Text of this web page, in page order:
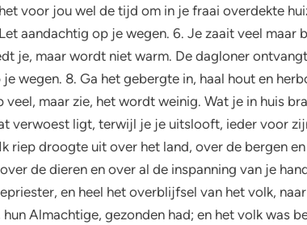
voor jou wel de tijd om in je fraai overdekte
aandachtig op je wegen. 6. Je zaait veel
je, maar wordt niet warm. De dagloner
wegen. 8. Ga het gebergte in, haal hout en
veel, maar zie, het wordt weinig. Wat je in huis
verwoest ligt, terwijl je je uitslooft, ieder voor
riep droogte uit over het land, over de bergen
de dieren en over al de inspanning van je
en heel het overblijfsel van het volk,
hun Almachtige, gezonden had; en het volk was